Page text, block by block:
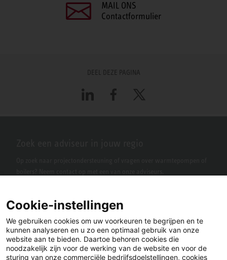
MAIL ONS
Contactformulier
DEEL DEZE PAGINA
LinkedIn FacebookX
Cookie-instellingen
We gebruiken cookies om uw voorkeuren te begrijpen en te
kunnen analyseren en u zo een optimaal gebruik van onze
website aan te bieden. Daartoe behoren cookies die
noodzakelijk zijn voor de werking van de website en voor de
sturing van onze commerciële bedrijfsdoelstellingen, cookies